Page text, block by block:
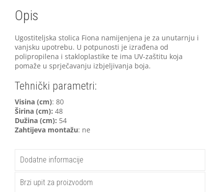
Opis
Ugostiteljska stolica Fiona namijenjena je za unutarnju i
vanjsku upotrebu. U potpunosti je izrađena od
polipropilena i stakloplastike te ima UV-zaštitu koja
pomaže u sprječavanju izbjeljivanja boja.
Tehnički parametri:
Visina (cm): 80
Širina (cm): 48
Dužina (cm): 54
Zahtijeva montažu: ne
Dodatne informacije
Brzi upit za proizvodom